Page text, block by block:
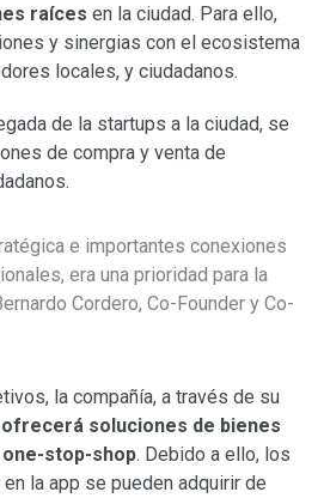
raíces en la ciudad. Para ello,
y sinergias con el ecosistema
locales, y ciudadanos.
de la startups a la ciudad, se
de compra y venta de
e importantes conexiones
era una prioridad para la
Cordero, Co-Founder y Co-
la compañía, a través de su
ofrecerá soluciones de bienes
stop-shop. Debido a ello, los
la app se pueden adquirir de